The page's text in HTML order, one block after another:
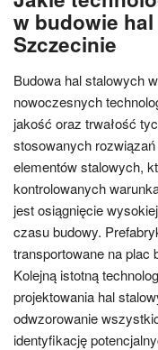
w budowie
Szczecinie
Budowa hal stalowych
nowoczesnych
jakość oraz trwałość
stosowanych
elementów stalowych,
kontrolowanych
jest osiągnięcie
czasu budowy.
transportowane na plac
Kolejną istotną
projektowania hal
odwzorowanie
identyfikację